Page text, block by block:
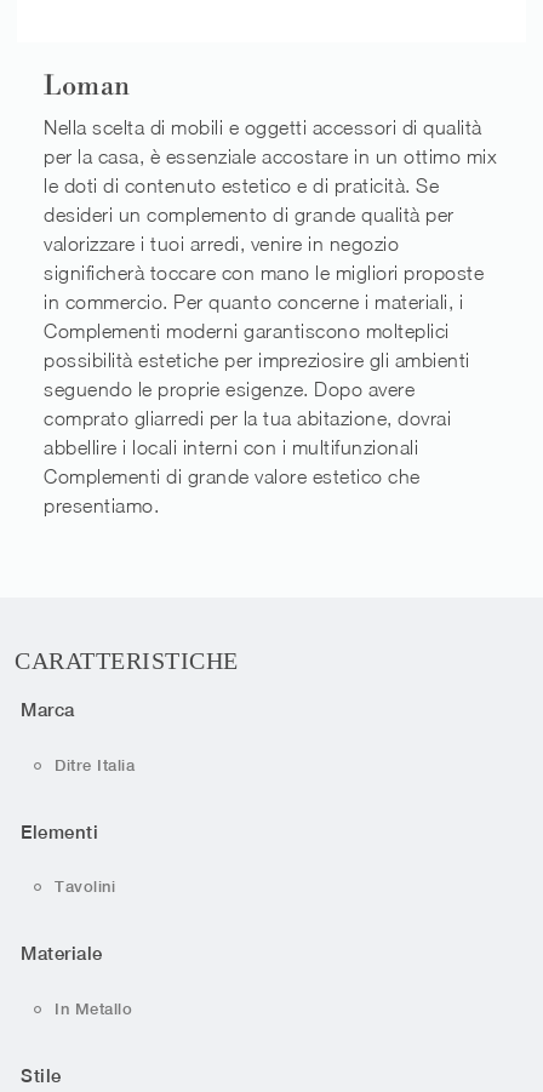
Loman
Nella scelta di mobili e oggetti accessori di qualità
per la casa, è essenziale accostare in un ottimo mix
le doti di contenuto estetico e di praticità. Se
desideri un complemento di grande qualità per
valorizzare i tuoi arredi, venire in negozio
significherà toccare con mano le migliori proposte
in commercio. Per quanto concerne i materiali, i
Complementi moderni garantiscono molteplici
possibilità estetiche per impreziosire gli ambienti
seguendo le proprie esigenze. Dopo avere
comprato gliarredi per la tua abitazione, dovrai
abbellire i locali interni con i multifunzionali
Complementi di grande valore estetico che
presentiamo.
CARATTERISTICHE
Marca
Ditre Italia
Elementi
Tavolini
Materiale
In Metallo
Stile